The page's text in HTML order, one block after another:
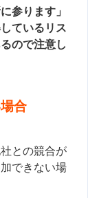
参ります」
ているリス
ので注意し
合
との競合が
できない場